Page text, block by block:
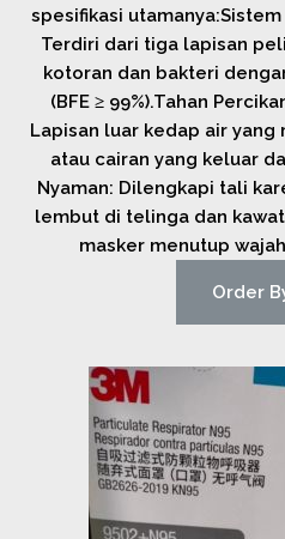
spesifikasi
Terdiri dari tiga lapisan
kotoran dan bakteri
(BFE ≥ 99%).Tahan
Lapisan luar kedap air
atau cairan yang keluar
Nyaman: Dilengkapi tali
lembut di telinga dan
masker menutup
Order